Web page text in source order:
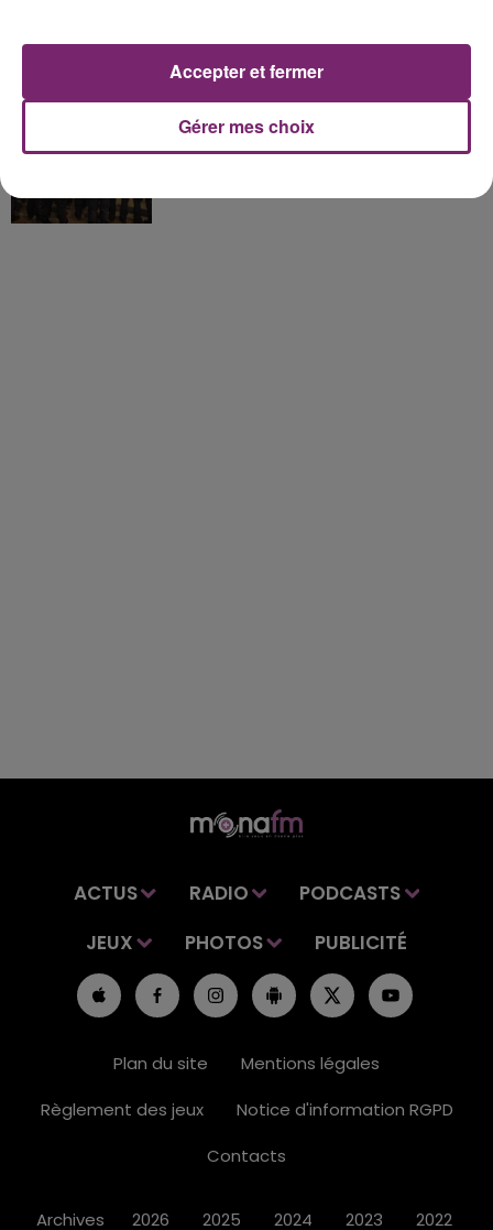
partis hier soir pour la Gironde
ACTUS RADIO
PODCASTS
JEUX
PHOTOS PUBLICITÉ
Plan du site
Mentions légales
Règlement des jeux
Notice d'information RGPD
Contacts
Archives 2026 2025 2024 2023 2022
Gérer mes choix
Accepter et fermer